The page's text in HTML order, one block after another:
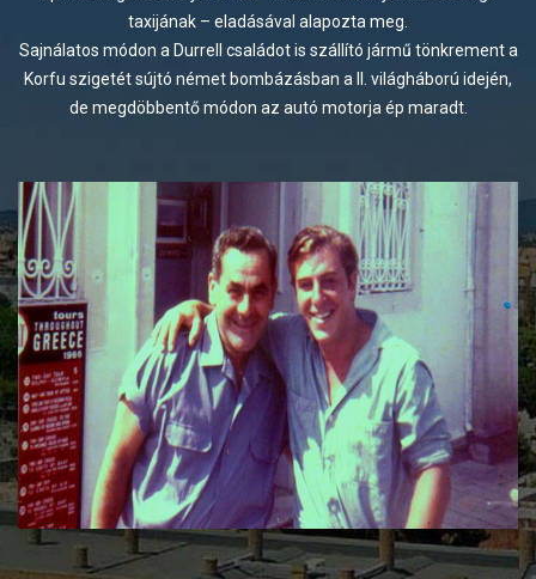
taxijának – eladásával alapozta meg.
Sajnálatos módon a Durrell családot is szállító jármű tönkrement a
Korfu szigetét sújtó német bombázásban a II. világháború idején,
de megdöbbentő módon az autó motorja ép maradt.